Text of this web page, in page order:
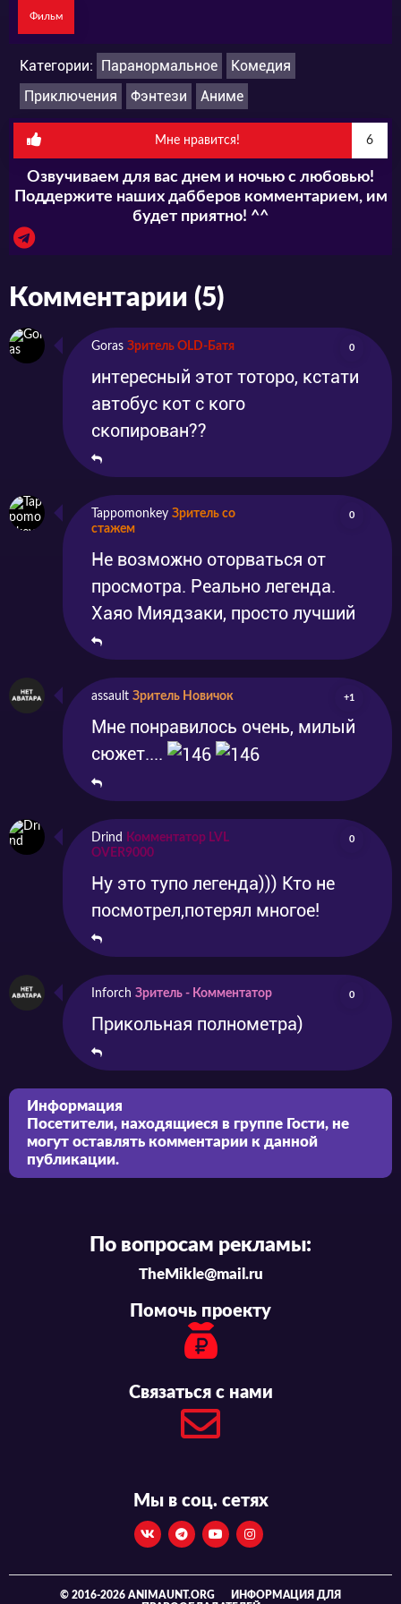
Фильм
Категории: Паранормальное
Комедия
Приключения
Фэнтези Аниме
Мне нравится! 6
Озвучиваем для вас днем и ночью с любовью!
Поддержите наших дабберов комментарием, им
будет приятно! ^^
Комментарии (5)
Goras Зритель OLD-Батя 0
интересный этот тоторо, кстати
автобус кот с кого
скопирован??
Tappomonkey Зритель со
стажем
0
Не возможно оторваться от
просмотра. Реально легенда.
Хаяо Миядзаки, просто лучший
assault Зритель Новичок +1
Мне понравилось очень, милый
сюжет....
Drind
Комментатор LVL
OVER9000
0
Ну это тупо легенда))) Кто не
посмотрел,потерял многое!
Inforch Зритель - Комментатор 0
Прикольная полнометра)
Информация
Посетители, находящиеся в группе Гости, не
могут оставлять комментарии к данной
публикации.
По вопросам рекламы:
TheMikle@mail.ru
Помочь проекту
Связаться с нами
Мы в соц. сетях
© 2016-2026 ANIMAUNT.ORG
ИНФОРМАЦИЯ ДЛЯ